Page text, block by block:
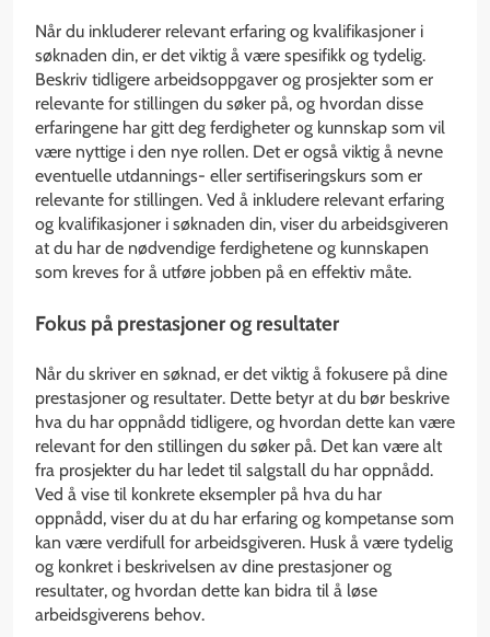
Når du inkluderer relevant erfaring og kvalifikasjoner i
søknaden din, er det viktig å være spesifikk og tydelig.
Beskriv tidligere arbeidsoppgaver og prosjekter som er
relevante for stillingen du søker på, og hvordan disse
erfaringene har gitt deg ferdigheter og kunnskap som vil
være nyttige i den nye rollen. Det er også viktig å nevne
eventuelle utdannings- eller sertifiseringskurs som er
relevante for stillingen. Ved å inkludere relevant erfaring
og kvalifikasjoner i søknaden din, viser du arbeidsgiveren
at du har de nødvendige ferdighetene og kunnskapen
som kreves for å utføre jobben på en effektiv måte.
Fokus på prestasjoner og resultater
Når du skriver en søknad, er det viktig å fokusere på dine
prestasjoner og resultater. Dette betyr at du bør beskrive
hva du har oppnådd tidligere, og hvordan dette kan være
relevant for den stillingen du søker på. Det kan være alt
fra prosjekter du har ledet til salgstall du har oppnådd.
Ved å vise til konkrete eksempler på hva du har
oppnådd, viser du at du har erfaring og kompetanse som
kan være verdifull for arbeidsgiveren. Husk å være tydelig
og konkret i beskrivelsen av dine prestasjoner og
resultater, og hvordan dette kan bidra til å løse
arbeidsgiverens behov.